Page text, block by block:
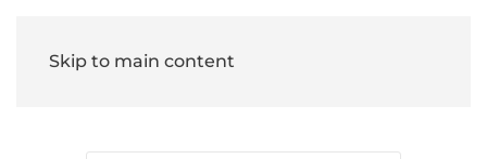
Skip to main content